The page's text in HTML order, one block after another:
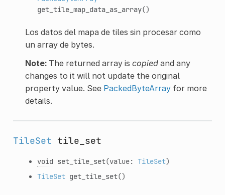
get_tile_map_data_as_array()
Los datos del mapa de tiles sin procesar como
un array de bytes.
Note:The returned array is copiedand any
changes to it will not update the original
property value. See PackedByteArrayfor more
details.
TileSet tile_set
void set_tile_set(value: TileSet)
TileSet get_tile_set()